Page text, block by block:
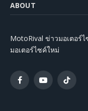
ABOUT
MotoRival ข่าวมอเตอร์
มอเตอร์ไซค์ใหม่
FacebookYouTubeTikTok